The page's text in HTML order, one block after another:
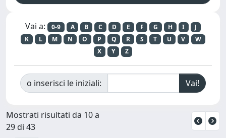
Vai a: 0-9 A B C D E F G H I
J
K
L M N O P Q R S T U V
W
X
Y Z
o inserisci le iniziali:
Mostrati risultati da 10 a
29 di 43